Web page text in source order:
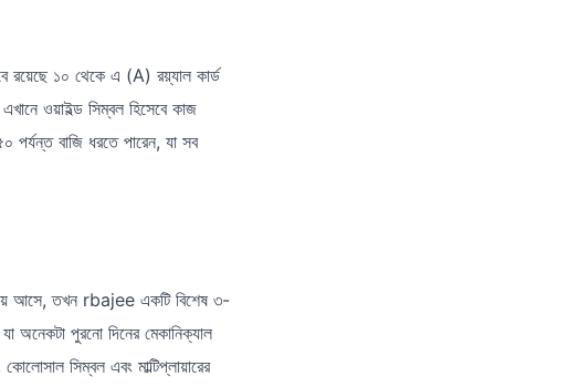
রয়েছে ১০ থেকে এ (A) রয়্যাল কার্ড
ওয়াইল্ড সিম্বল হিসেবে কাজ
পর্যন্ত বাজি ধরতে পারেন, যা সব
আসে, তখন rbajee একটি বিশেষ ৩-
অনেকটা পুরনো দিনের মেকানিক্যাল
সিম্বল এবং মাল্টিপ্লায়ারের